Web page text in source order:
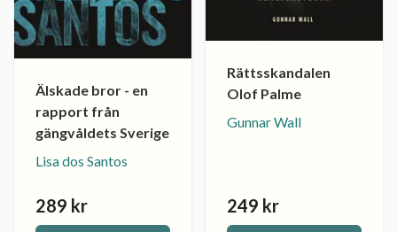
Älskade bror - en
rapport från
gängvåldets Sverige
Lisa dos Santos
289 kr
Rättsskandalen
Olof Palme
Gunnar Wall
249 kr